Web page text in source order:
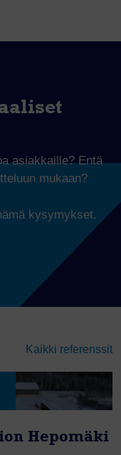
asiakkaille? Entä
mukaan?
kysymykset.
Kaikki referenssit
Hepomäki